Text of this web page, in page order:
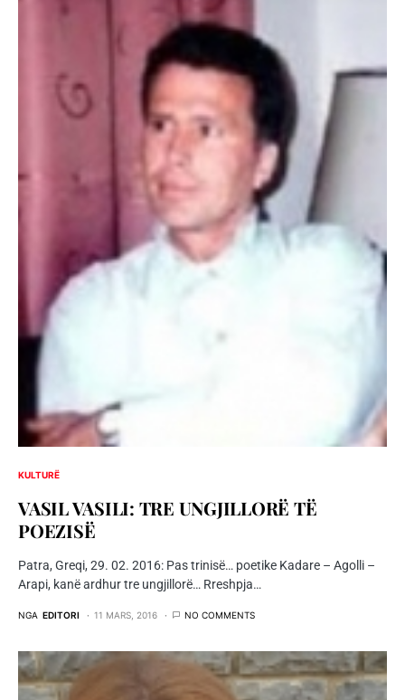
KULTURË
VASIL VASILI: TRE UNGJILLORË TË
POEZISË
Patra, Greqi, 29. 02. 2016: Pas trinisë… poetike Kadare – Agolli –
Arapi, kanë ardhur tre ungjillorë… Rreshpja…
NGA EDITORI 11 MARS, 2016 NO COMMENTS